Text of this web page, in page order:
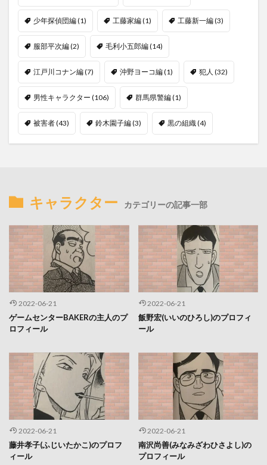
少年探偵団編(1) 工藤家編(1) 工藤新一編(3)
服部平次編(2) 毛利小五郎編(14)
江戸川コナン編(7) 沖野ヨーコ編(1) 犯人 (32)
男性キャラクター (106) 群馬県警編(1)
被害者(43) 鈴木園子編(3) 黒の組織 (4)
キャラクター カテゴリーの記事一部
2022-06-21
ゲームセンターBAKERの主人のプ
ロフィール
2022-06-21
飯野宏(いいのひろし)のプロフィ
ール
2022-06-21
藤井孝子(ふじいたかこ)のプロフ
ィール
2022-06-21
南沢尚善(みなみざわひさよし)の
プロフィール